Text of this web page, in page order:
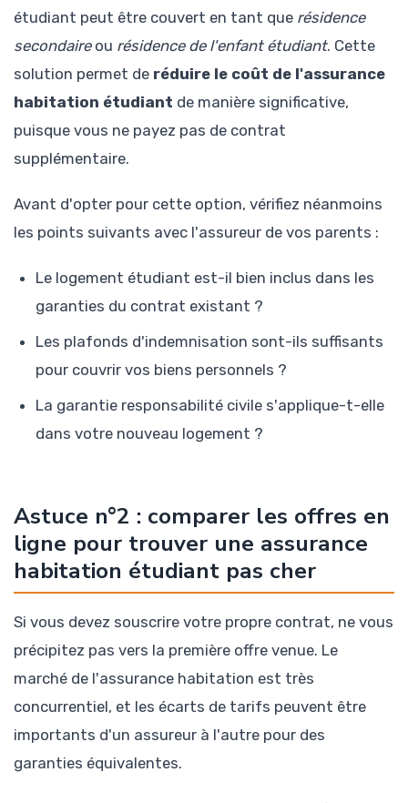
étudiant peut être couvert en tant que résidence
secondaireou résidence de l'enfant étudiant. Cette
solution permet de réduire le coût de l'assurance
habitation étudiant de manière significative,
puisque vous ne payez pas de contrat
supplémentaire.
Avant d'opter pour cette option, vérifiez néanmoins
les points suivants avec l'assureur de vos parents :
Le logement étudiant est-il bien inclus dans les
garanties du contrat existant ?
Les plafonds d'indemnisation sont-ils suffisants
pour couvrir vos biens personnels ?
La garantie responsabilité civile s'applique-t-elle
dans votre nouveau logement ?
Astuce n°2 : comparer les offres en
ligne pour trouver une assurance
habitation étudiant pas cher
Si vous devez souscrire votre propre contrat, ne vous
précipitez pas vers la première offre venue. Le
marché de l'assurance habitation est très
concurrentiel, et les écarts de tarifs peuvent être
importants d'un assureur à l'autre pour des
garanties équivalentes.